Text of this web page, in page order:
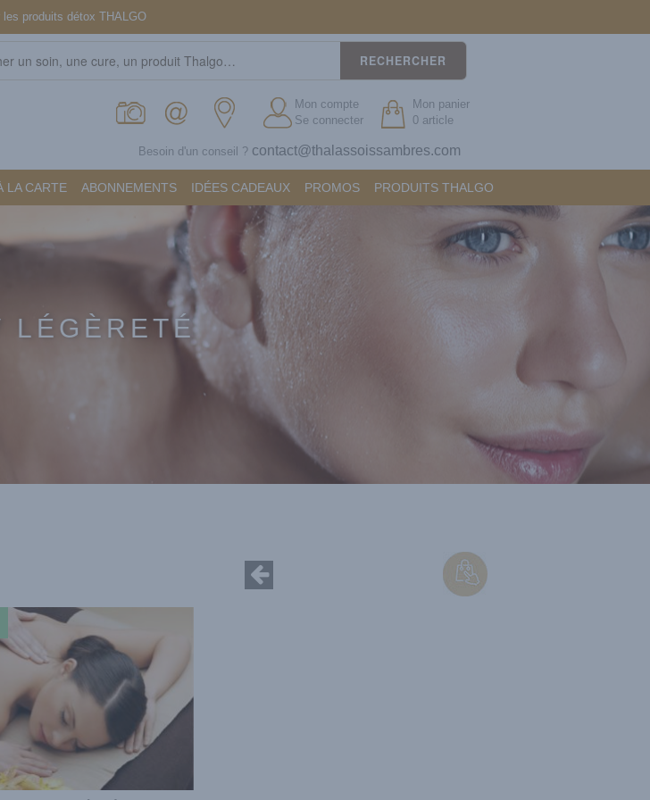
LA CARTE ABONNEMENTS IDÉES CADEAUX PROMOS PRODUITS THALGO
les produits détox THALGO
Besoin d'un conseil ? contact@thalassoissambres.com
RECHERCHER
Mon compte
Se connecter
Mon panier
0 article
LÉGÈRETÉ